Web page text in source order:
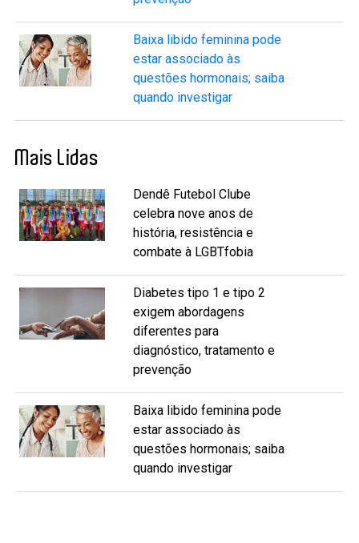
Baixa libido feminina pode
estar associado às
questões hormonais; saiba
quando investigar
Mais Lidas
Dendê Futebol Clube
celebra nove anos de
história, resistência e
combate à LGBTfobia
Diabetes tipo 1 e tipo 2
exigem abordagens
diferentes para
diagnóstico, tratamento e
prevenção
Baixa libido feminina pode
estar associado às
questões hormonais; saiba
quando investigar